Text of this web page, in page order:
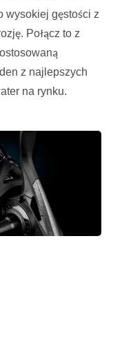
wysokiej gęstości z
Połącz to z
z najlepszych
na rynku.